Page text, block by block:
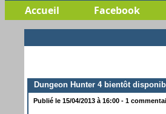
Accueil Facebook
Dungeon Hunter 4 bientôt
Publié le 15/04/2013 à 16:00 - 1